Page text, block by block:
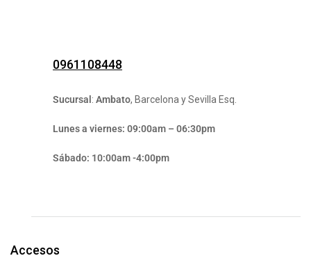
0961108448
Sucursal :Ambato, Barcelona y Sevilla Esq.
Lunes a viernes: 09:00am – 06:30pm
Sábado: 10:00am -4:00pm
Accesos